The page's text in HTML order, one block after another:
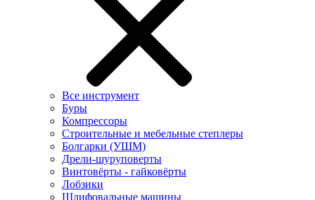
Все инструмент
Буры
Компрессоры
Строительные и мебельные степлеры
Болгарки (УШМ)
Дрели-шуруповерты
Винтовёрты - гайковёрты
Лобзики
Шлифовальные машины